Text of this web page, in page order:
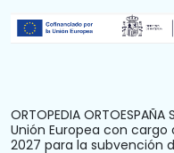
ORTOPEDIA
Unión Europea con cargo
2027 para la subvención